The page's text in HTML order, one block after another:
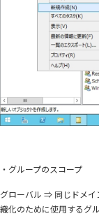
・グループのスコープ
グローバル ⇒ 同じドメイ
織化のために使用するグル